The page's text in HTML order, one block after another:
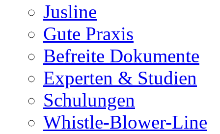
Jusline
Gute Praxis
Befreite Dokumente
Experten & Studien
Schulungen
Whistle-Blower-Line